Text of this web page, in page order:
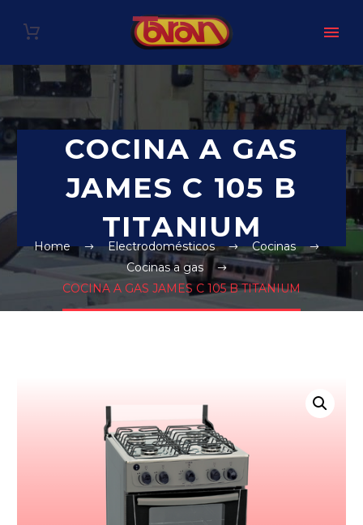
COCINA A GAS
JAMES C 105 B
TITANIUM
Home Electrodomésticos
Cocinas
Cocinas a gas
COCINA A GAS JAMES C 105 B TITANIUM